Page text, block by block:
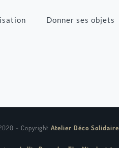
Donner ses objets
- Copyright Atelier Déco Solidaire